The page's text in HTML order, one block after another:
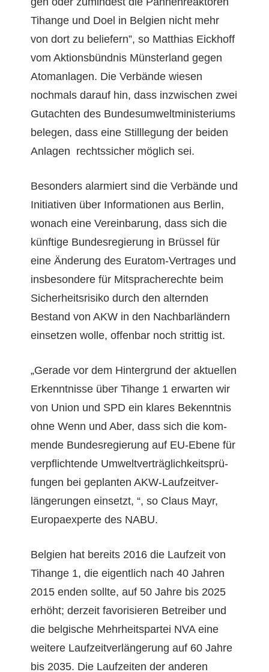
Tihange und Doel in Bel­gien nicht mehr
von dort zu beliefern”, so Matthias Eick­hoff
vom Aktions­bünd­nis Mün­ster­land gegen
Atom­an­la­gen. Die Ver­bände wiesen
nochmals darauf hin, dass inzwis­chen zwei
Gutacht­en des Bun­desumwelt­min­is­teri­ums
bele­gen, dass eine Stil­l­le­gung der bei­den
Anla­gen rechtssich­er möglich sei.
Beson­ders alarmiert sind die Ver­bände und
Ini­tia­tiv­en über Infor­ma­tio­nen aus Berlin,
wonach eine Vere­in­barung, dass sich die
kün­ftige Bun­desregierung in Brüs­sel für
eine Änderung des Euratom-Ver­trages und
ins­beson­dere für Mit­spracherechte beim
Sicher­heit­srisiko durch den altern­den
Bestand von AKW in den Nach­bar­län­dern
ein­set­zen wolle, offen­bar noch strit­tig ist.
„Ger­ade vor dem Hin­ter­grund der aktuellen
Erken­nt­nisse über Tihange 1 erwarten wir
von Union und SPD ein klares Beken­nt­nis
ohne Wenn und Aber, dass sich die kom­
mende Bun­desregierung auf EU-Ebene für
verpflich­t­ende Umweltverträglichkeit­sprü­
fun­gen bei geplanten AKW-Laufzeitver­
längerun­gen ein­set­zt, “, so Claus Mayr,
Europa­ex­perte des NABU.
Bel­gien hat bere­its 2016 die Laufzeit von
Tihange 1, die eigentlich nach 40 Jahren
2015 enden sollte, auf 50 Jahre bis 2025
erhöht; derzeit favorisieren Betreiber und
die bel­gis­che Mehrheitspartei NVA eine
weit­ere Laufzeitver­längerung auf 60 Jahre
bis 2035. Die Laufzeit­en der anderen